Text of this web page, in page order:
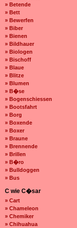
» Betende
» Bett
» Bewerfen
» Biber
» Bienen
» Bildhauer
» Biologen
» Bischoff
» Blaue
» Blitze
» Blumen
» B�se
» Bogenschiessen
» Bootsfahrt
» Borg
» Boxende
» Boxer
» Braune
» Brennende
» Brillen
» B�ro
» Bulldoggen
» Bus
C wie C�sar
» Cart
» Chameleon
» Chemiker
» Chihuahua